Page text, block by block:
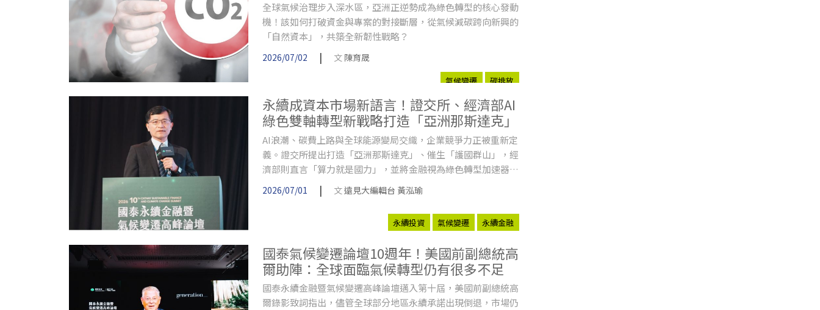
全球氣候治理步入深水區，亞洲正逆勢成為綠色轉型的核心發動
機！該如何打破資金與專案的對接斷層，從氣候減碳跨向新興的
「自然資本」，共築全新韌性戰略？
2026/07/02 | 文 陳育晟
氣候變遷 碳排放
永續成資本市場新語言！證交所、經濟部AI
綠色雙軸轉型新戰略打造「亞洲那斯達克」
AI浪潮、碳費上路與全球能源變局交織，企業競爭力正被重新定
義。證交所提出打造「亞洲那斯達克」、催生「護國群山」，經
濟部則直言「算力就是國力」，並將金融視為綠色轉型加速器。
當永續成為資本市場新語言，台灣企業如何透過AI與綠色雙軸轉
型搶占下一波國際競爭優勢？
2026/07/01 | 文遠見大編輯台 黃泓瑜
永續投資 氣候變遷 永續金融
國泰氣候變遷論壇10週年！美國前副總統高
爾助陣：全球面臨氣候轉型仍有很多不足
國泰永續金融暨氣候變遷高峰論壇邁入第十屆，美國前副總統高
爾錄影致詞指出，儘管全球部分地區永續承諾出現倒退，市場仍